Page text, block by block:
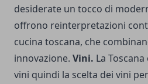
desiderate un tocco di
offrono reinterpretazioni
cucina toscana, che
innovazione. Vini. La
vini quindi la scelta dei vini